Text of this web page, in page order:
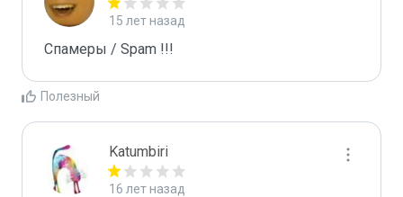
15 лет назад
Спамеры / Spam !!!
Полезный
Katumbiri
16 лет назад